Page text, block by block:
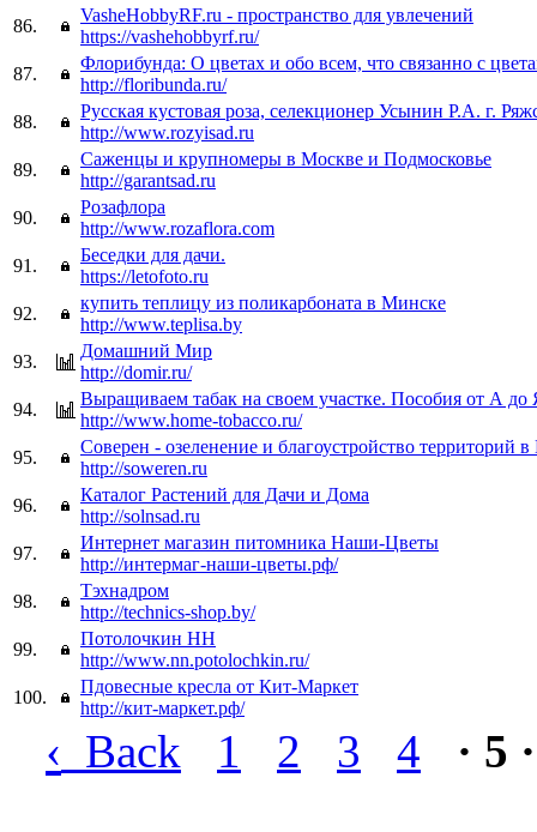
86.
VasheHobbyRF.ru - пространство для увлечений
https://vashehobbyrf.ru/
87.
Флорибунда: О цветах и обо всем, что связанно с
http://floribunda.ru/
88.
Русская кустовая роза, селекционер Усынин Р.А. г.
http://www.rozyisad.ru
89.
Саженцы и крупномеры в Москве и Подмосковье
http://garantsad.ru
90.
Розафлора
http://www.rozaflora.com
91.
Беседки для дачи.
https://letofoto.ru
92.
купить теплицу из поликарбоната в Минске
http://www.teplisa.by
93.
Домашний Мир
http://domir.ru/
94.
Выращиваем табак на своем участке. Пособия от А до
http://www.home-tobacco.ru/
95.
Соверен - озеленение и благоустройство территорий
http://soweren.ru
96.
Каталог Растений для Дачи и Дома
http://solnsad.ru
97.
Интернет магазин питомника Наши-Цветы
http://интермаг-наши-цветы.рф/
98.
Тэхнадром
http://technics-shop.by/
99.
Потолочкин НН
http://www.nn.potolochkin.ru/
100.
Пдовесные кресла от Кит-Маркет
http://кит-маркет.рф/
‹ Back 1 2 3 4 · 5 ·